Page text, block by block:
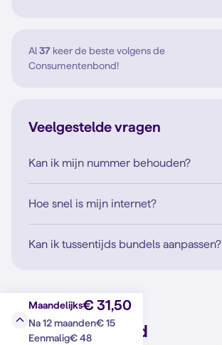
Al37 keer de beste volgens de
Consumentenbond!
Veelgestelde vragen
Kan ik mijn nummer behouden?
Hoe snel is mijn internet?
Kan ik tussentijds bundels aanpassen?
Maandelijks€ 31,50
Na 12 maanden€ 15
Eenmalig€ 48
Vraag?Antwoord